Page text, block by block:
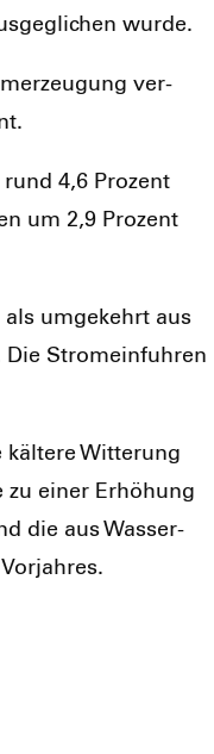
wur­de.
ver­
4,6 Pro­zent
um 2,9 Pro­zent
umge­kehrt aus
Die Strom­ein­fuh­ren
käl­te­re Wit­te­rung
einer Erhö­hung
die aus Was­ser­